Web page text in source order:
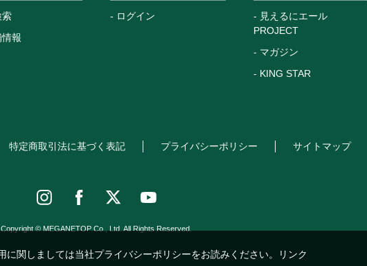
索
報
ログイン
見えるにエール
PROJECT
マガジン
KING STAR
特定商取引法に基づく表記 プライバシーポリシー サイトマップ
Copyright © MEGANETOP Co., Ltd. All Rights Reserved.
関しましては当社プライバシーポリシーをお読みください。 リンク